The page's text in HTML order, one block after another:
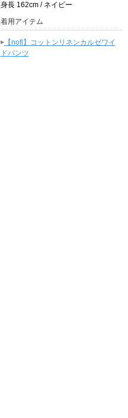
身長 162cm / ネイビー
着用アイテム
▸【nofl】コットンリネンカルゼワイ
ドパンツ